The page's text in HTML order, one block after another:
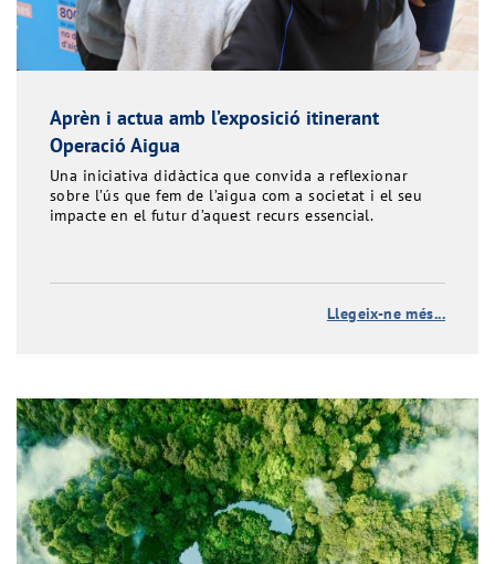
Aprèn i actua amb l’exposició itinerant
Operació Aigua
Una iniciativa didàctica que convida a reflexionar
sobre l’ús que fem de l’aigua com a societat i el seu
impacte en el futur d’aquest recurs essencial.
Llegeix-ne més...